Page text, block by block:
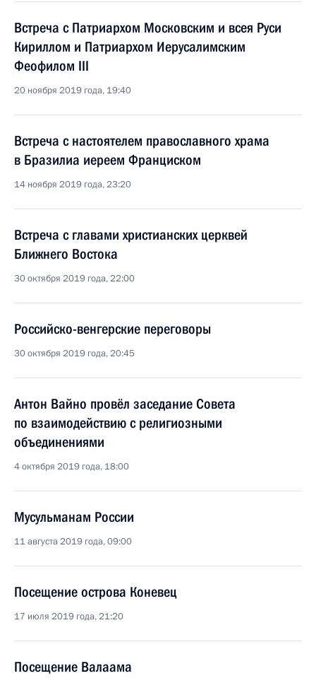
Встреча с Патриархом Московским и всея Руси
Кириллом и Патриархом Иерусалимским
Феофилом III
20 ноября 2019 года, 19:40
Встреча с настоятелем православного храма
в Бразилиа иереем Франциском
14 ноября 2019 года, 23:20
Встреча с главами христианских церквей
Ближнего Востока
30 октября 2019 года, 22:00
Российско-венгерские переговоры
30 октября 2019 года, 20:45
Антон Вайно провёл заседание Совета
по взаимодействию с религиозными
объединениями
4 октября 2019 года, 18:00
Мусульманам России
11 августа 2019 года, 09:00
Посещение острова Коневец
17 июля 2019 года, 21:20
Посещение Валаама